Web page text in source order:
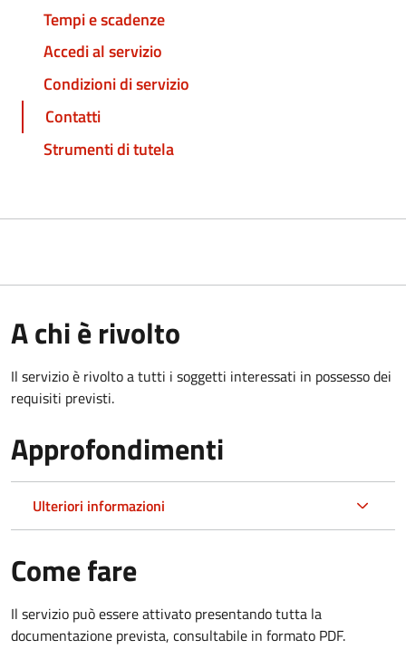
Tempi e scadenze
Accedi al servizio
Condizioni di servizio
Contatti
Strumenti di tutela
A chi è rivolto
Il servizio è rivolto a tutti i soggetti interessati in possesso dei
requisiti previsti.
Approfondimenti
Ulteriori informazioni
Come fare
Il servizio può essere attivato presentando tutta la
documentazione prevista, consultabile in formato PDF.